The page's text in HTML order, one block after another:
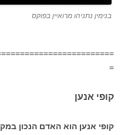
בנימין נתניהו מרואיין בפוקס
=
קופי אנען
קופי אנען הוא האדם הנכון